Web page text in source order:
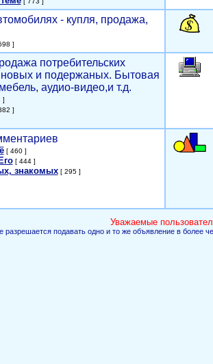
- купля, продажа,
]
потребительских
новых и подержаных. Бытовая
аудио-видео,и т.д.
]
]
[ 460 ]
[ 444 ]
знакомых[ 295 ]
Уважаемые
разрешается подавать одно и то же объявление в более